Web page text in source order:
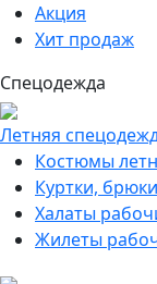
Акция
Хит продаж
Спецодежда
Летняя
Костюмы
Куртки,
Халаты
Жилеты